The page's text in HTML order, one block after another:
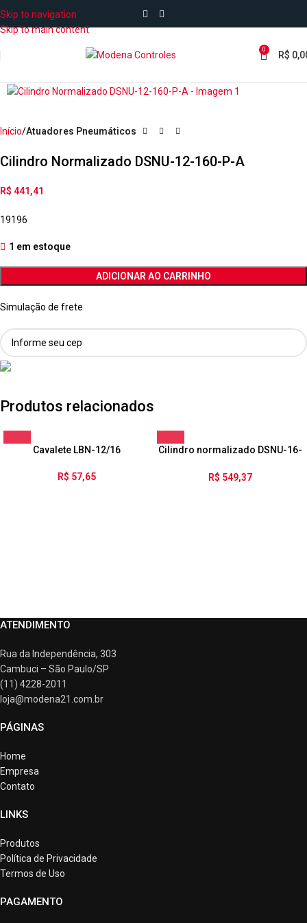
Skip to navigation
Skip to main content
0 R$
Início Atuadores Pneumáticos
Cilindro Normalizado DSNU-12-160-P-A
R$ 441,41
19196
1 em estoque
ADICIONAR AO CARRINHO
Simulação de frete
Produtos relacionados
Cavalete LBN-12/16
R$ 57,65
Cilindro normalizado DSNU-16-
R$ 549,37
ATENDIMENTO
Rua da Independência, 303
Cambuci – São Paulo/SP
(11) 4228-2011
loja@modena21.com.br
PÁGINAS
Home
Empresa
Contato
LINKS
Produtos
Política de Privacidade
Termos de Uso
PAGAMENTO